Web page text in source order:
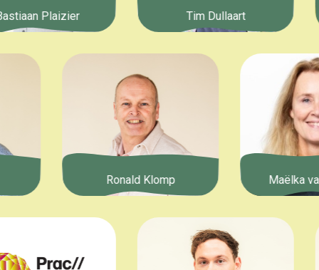
Bastiaan Plaizier Tim Dullaart
Ronald Klomp Maëlka van